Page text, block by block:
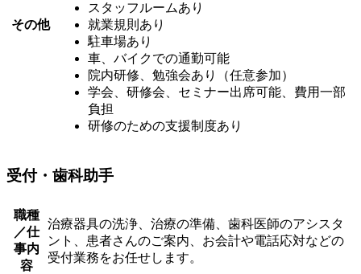
その他
スタッフルームあり
就業規則あり
駐車場あり
車、バイクでの通勤可能
院内研修、勉強会あり（任意参加）
学会、研修会、セミナー出席可能、費用一部
負担
研修のための支援制度あり
受付・歯科助手
職種
／仕
事内
容
治療器具の洗浄、治療の準備、歯科医師のアシスタ
ント、患者さんのご案内、お会計や電話応対などの
受付業務をお任せします。